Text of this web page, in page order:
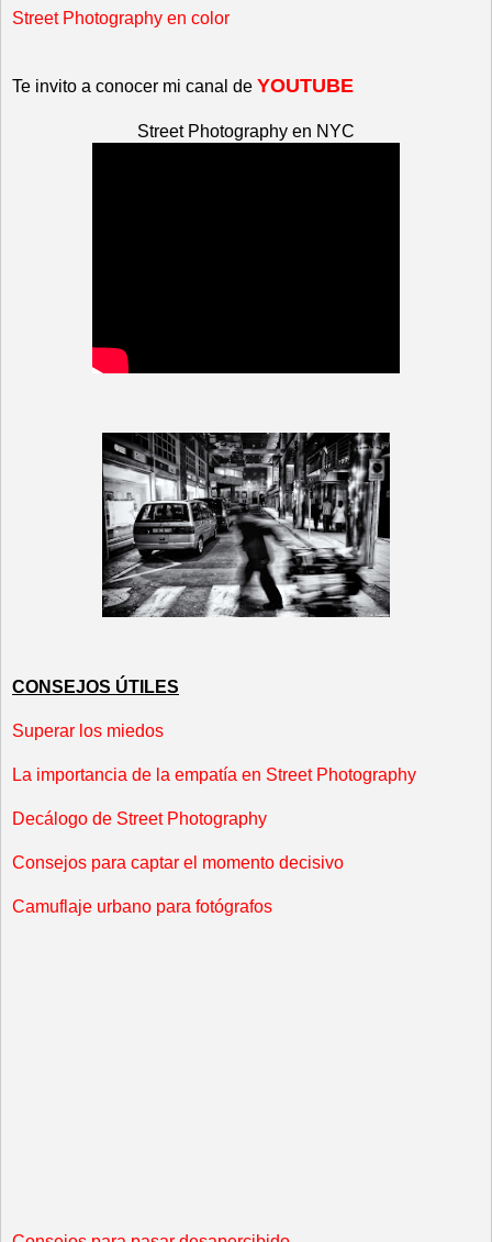
Street Photography en color
Te invito a conocer mi canal de YOUTUBE
Street Photography en NYC
CONSEJOS ÚTILES
Superar los miedos
La importancia de la empatía en Street Photography
Decálogo de Street Photography
Consejos para captar el momento decisivo
Camuflaje urbano para fotógrafos